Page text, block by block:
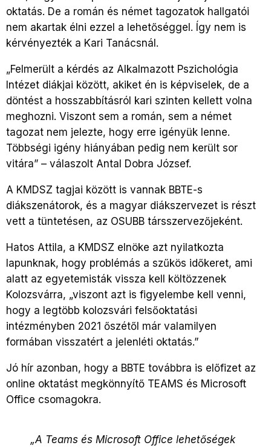
oktatás. De a román és német tagozatok hallgatói
nem akartak élni ezzel a lehetőséggel. Így nem is
kérvényezték a Kari Tanácsnál.
„Felmerült a kérdés az Alkalmazott Pszichológia
Intézet diákjai között, akiket én is képviselek, de a
döntést a hosszabbításról kari szinten kellett volna
meghozni. Viszont sem a román, sem a német
tagozat nem jelezte, hogy erre igényük lenne.
Többségi igény hiányában pedig nem került sor
vitára” – válaszolt Antal Dobra József.
A KMDSZ tagjai között is vannak BBTE-s
diákszenátorok, és a magyar diákszervezet is részt
vett a tüntetésen, az OSUBB társszervezőjeként.
Hatos Attila, a KMDSZ elnöke azt nyilatkozta
lapunknak, hogy problémás a szűkös időkeret, ami
alatt az egyetemisták vissza kell költözzenek
Kolozsvárra, „viszont azt is figyelembe kell venni,
hogy a legtöbb kolozsvári felsőoktatási
intézményben 2021 őszétől már valamilyen
formában visszatért a jelenléti oktatás.”
Jó hír azonban, hogy a BBTE továbbra is előfizet az
online oktatást megkönnyítő TEAMS és Microsoft
Office csomagokra.
„A Teams és Microsoft Office lehetőségek